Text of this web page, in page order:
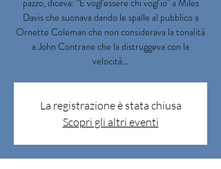
pazzo, diceva: "E vogl'essere chi vogl'io" a Miles
Davis che suonava dando le spalle al pubblico a
Ornette Coleman che non considerava la tonalità
a John Contrane che la distruggeva con la
velocità...
La registrazione è stata chiusa
Scopri gli altri eventi